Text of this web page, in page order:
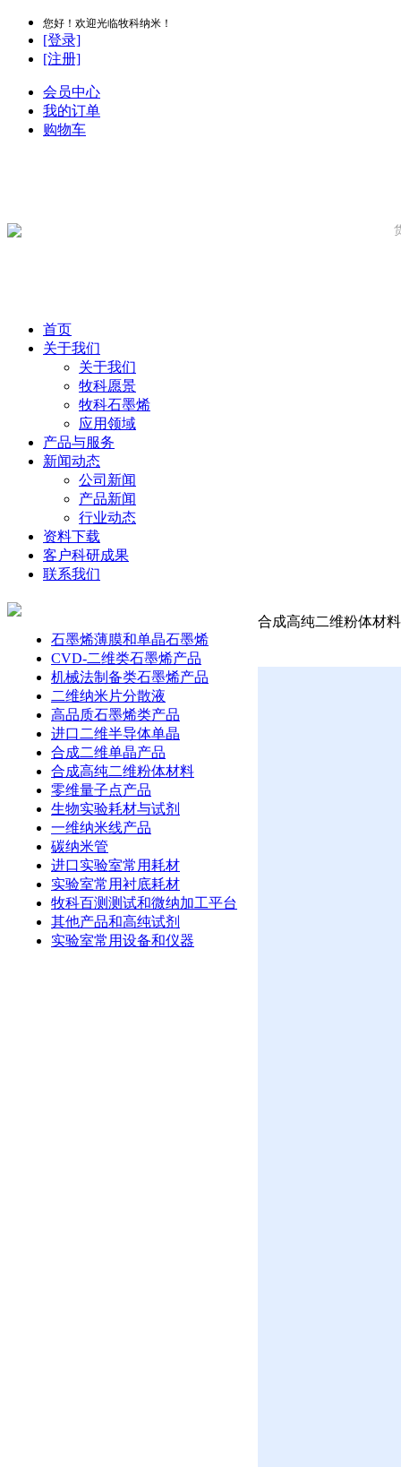
您好！欢迎光临牧科纳米！
[登录]
[注册]
会员中心
我的订单
购物车
首页
关于我们
关于我们
牧科愿景
牧科石墨烯
应用领域
产品与服务
新闻动态
公司新闻
产品新闻
行业动态
资料下载
客户科研成果
联系我们
石墨烯薄膜和单晶石墨烯
CVD-二维类石墨烯产品
机械法制备类石墨烯产品
二维纳米片分散液
高品质石墨烯类产品
进口二维半导体单晶
合成二维单晶产品
合成高纯二维粉体材料
零维量子点产品
生物实验耗材与试剂
一维纳米线产品
碳纳米管
进口实验室常用耗材
实验室常用衬底耗材
牧科百测测试和微纳加工平台
其他产品和高纯试剂
实验室常用设备和仪器
合成高纯二维粉体材